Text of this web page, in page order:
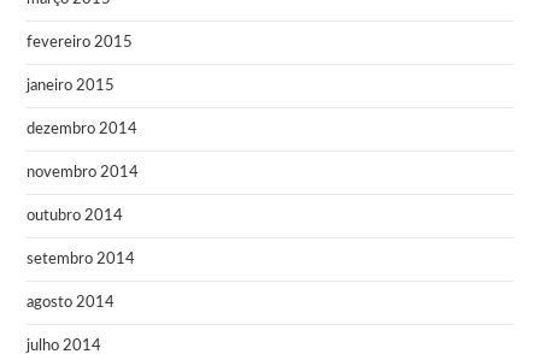
fevereiro 2015
janeiro 2015
dezembro 2014
novembro 2014
outubro 2014
setembro 2014
agosto 2014
julho 2014